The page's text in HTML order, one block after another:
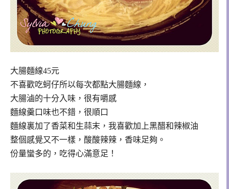
大腸麵線45元
不喜歡吃蚵仔所以每次都點大腸麵線，
大腸滷的十分入味，很有嚼感
麵線羹口味也不錯，很順口
麵線裏加了香菜和生蒜末，我喜歡加上黑醋和辣椒油
整個感覺又不一樣，酸酸辣辣，香味足夠。
份量蠻多的，吃得心滿意足！